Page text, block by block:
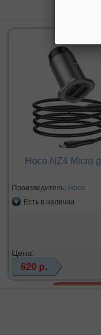
Hoco NZ4 Micro
Производитель: Hoco
Есть в наличии
Цена:
620 р.